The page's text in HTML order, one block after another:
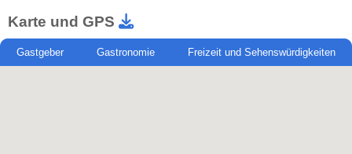
Karte und GPS
Gastgeber Gastronomie Freizeit und Sehenswürdigkeiten